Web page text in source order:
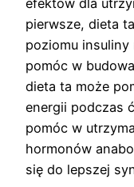
pierwsze, dieta
poziomu
pomóc w
dieta ta może
energii podczas
pomóc w
hormonów
się do lepszej